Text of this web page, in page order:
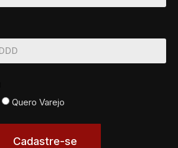
Quero Varejo
Cadastre-se